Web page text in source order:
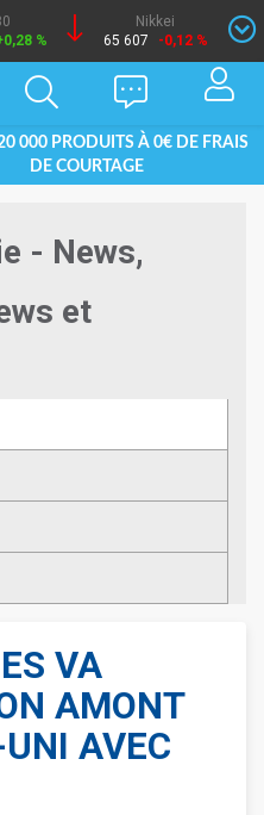
%
Nikkei
65 607
-0,12 %
000 PRODUITS À 0€ DE FRAIS
DE COURTAGE
- News,
et
VA
AMONT
AVEC